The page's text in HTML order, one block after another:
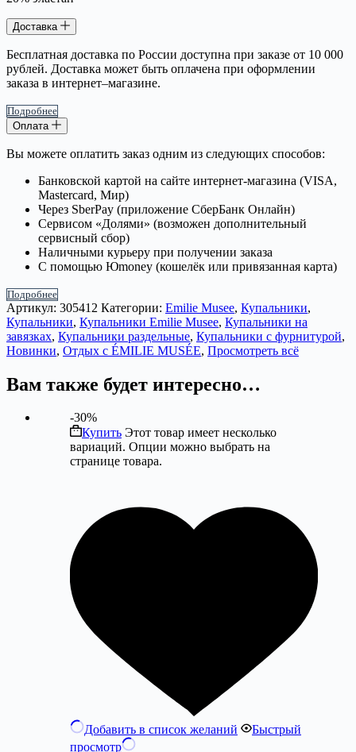
Доставка
Бесплатная доставка по России доступна при заказе от 10 000
рублей. Доставка может быть оплачена при оформлении
заказа в интернет–магазине.
Подробнее
Оплата
Вы можете оплатить заказ одним из следующих способов:
Банковской картой на сайте интернет-магазина (VISA,
Mastercard, Мир)
Через SberPay (приложение СберБанк Онлайн)
Сервисом «Долями» (возможен дополнительный
сервисный сбор)
Наличными курьеру при получении заказа
С помощью Юmoney (кошелёк или привязанная карта)
Подробнее
Артикул: 305412 Категории: Emilie Musee, Купальники,
Купальники, Купальники Emilie Musee, Купальники на
завязках, Купальники раздельные, Купальники с фурнитурой,
Новинки, Отдых с ÉMILIE MUSÉE, Просмотреть всё
Вам также будет интересно…
-30%
Купить Этот товар имеет несколько
вариаций. Опции можно выбрать на
странице товара.
Добавить в список желаний
Быстрый
просмотр